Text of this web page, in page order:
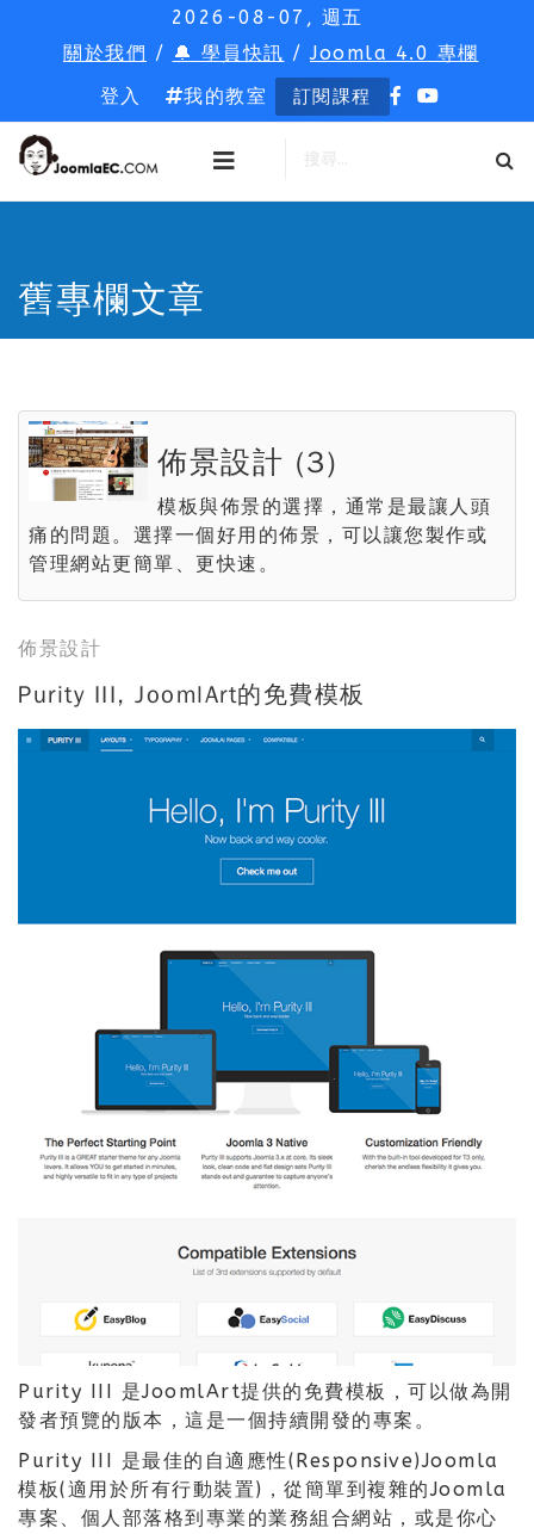
2026-08-07, 週五
關於我們 / 🔔 學員快訊 /Joomla 4.0 專欄
登入
我的教室 訂閱課程
舊專欄文章
佈景設計 (3)
模板與佈景的選擇，通常是最讓人頭
痛的問題。選擇一個好用的佈景，可以讓您製作或
管理網站更簡單、更快速。
佈景設計
Purity III, JoomlArt的免費模板
Purity III 是JoomlArt提供的免費模板，可以做為開
發者預覽的版本，這是一個持續開發的專案。
Purity III 是最佳的自適應性(Responsive)Joomla
模板(適用於所有行動裝置)，從簡單到複雜的Joomla
專案、個人部落格到專業的業務組合網站，或是你心